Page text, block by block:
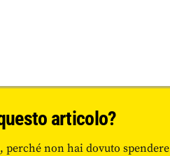
articolo?
perché non hai dovuto